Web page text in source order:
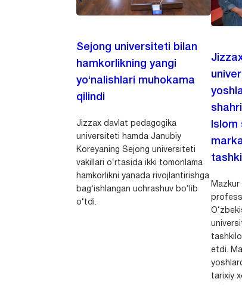
Sejong universiteti bilan
hamkorlikning yangi
yo‘nalishlari muhokama
qilindi
Jizzax davlat pedagogika
universiteti hamda Janubiy
Koreyaning Sejong universiteti
vakillari o‘rtasida ikki tomonlama
hamkorlikni yanada rivojlantirishga
bag‘ishlangan uchrashuv bo‘lib
o‘tdi.
etdi.
tarixiy